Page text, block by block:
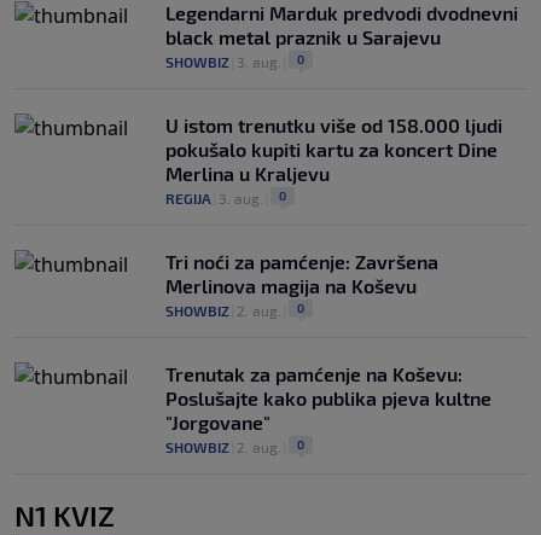
Legendarni Marduk predvodi dvodnevni
black metal praznik u Sarajevu
SHOWBIZ 3. aug. 0
U istom trenutku više od 158.000 ljudi
pokušalo kupiti kartu za koncert Dine
Merlina u Kraljevu
REGIJA 3. aug. 0
Tri noći za pamćenje: Završena
Merlinova magija na Koševu
SHOWBIZ 2. aug. 0
Trenutak za pamćenje na Koševu:
Poslušajte kako publika pjeva kultne
"Jorgovane"
SHOWBIZ 2. aug. 0
N1 KVIZ